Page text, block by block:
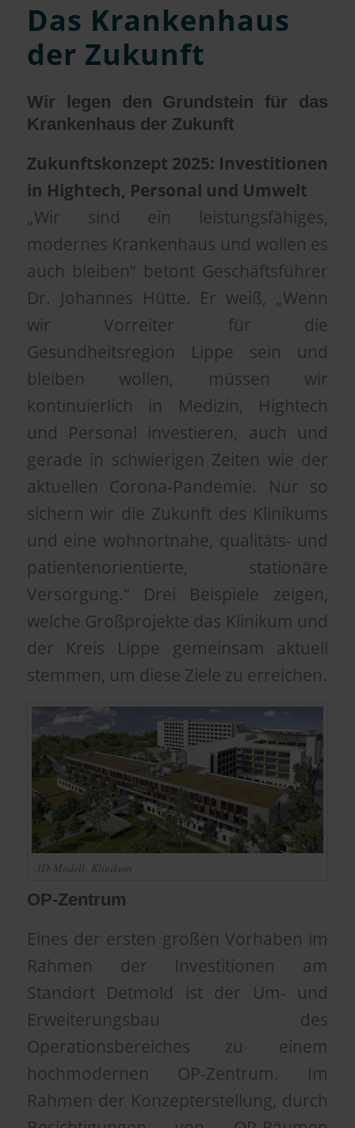
Das Krankenhaus
der Zukunft
Wir legen den Grundstein für das
Krankenhaus der Zukunft
Zukunftskonzept 2025: Investitionen
in Hightech, Personal und Umwelt
„Wir sind ein leistungsfähiges,
modernes Krankenhaus und wollen es
auch bleiben“ betont Geschäftsführer
Dr. Johannes Hütte. Er weiß, „Wenn
wir Vorreiter für die
Gesundheitsregion Lippe sein und
bleiben wollen, müssen wir
kontinuierlich in Medizin, Hightech
und Personal investieren, auch und
gerade in schwierigen Zeiten wie der
aktuellen Corona-Pandemie. Nur so
sichern wir die Zukunft des Klinikums
und eine wohnortnahe, qualitäts- und
patientenorientierte, stationäre
Versorgung.“ Drei Beispiele zeigen,
welche Großprojekte das Klinikum und
der Kreis Lippe gemeinsam aktuell
stemmen, um diese Ziele zu erreichen.
3D-Modell, Klinikum
OP-Zentrum
Eines der ersten großen Vorhaben im
Rahmen der Investitionen am
Standort Detmold ist der Um- und
Erweiterungsbau des
Operationsbereiches zu einem
hochmodernen OP-Zentrum. Im
Rahmen der Konzepterstellung, durch